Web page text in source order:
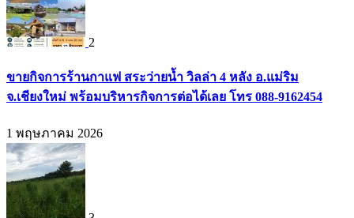
2
ขายกิจการร้านกาแฟ สระว่ายน้ำ วิลล่า 4 หลัง อ.แม่ริม
จ.เชียงใหม่ พร้อมบริหารกิจการต่อได้เลย โทร 088-9162454
1 พฤษภาคม 2026